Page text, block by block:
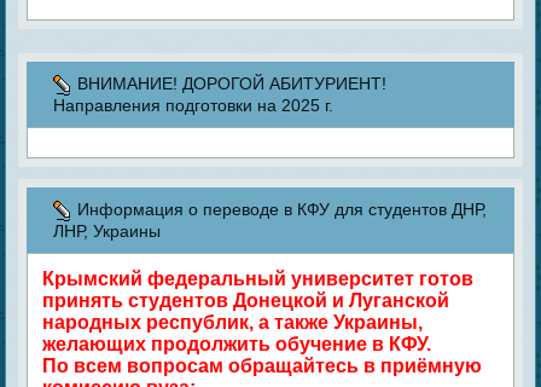
ВНИМАНИЕ! ДОРОГОЙ АБИТУРИЕНТ!
Направления подготовки на 2025 г.
Информация о переводе в КФУ для студентов ДНР,
ЛНР, Украины
Крымский федеральный университет готов
принять студентов Донецкой и Луганской
народных республик, а также Украины,
желающих продолжить обучение в КФУ.
По всем вопросам обращайтесь в приёмную